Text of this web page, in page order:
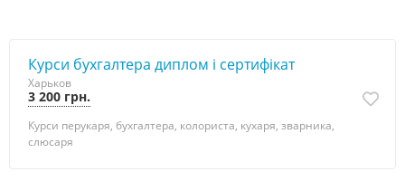
Курси бухгалтера диплом і сертифікат
Харьков
3 200 грн.
Курси перукаря, бухгалтера, колориста, кухаря, зварника,
слюсаря